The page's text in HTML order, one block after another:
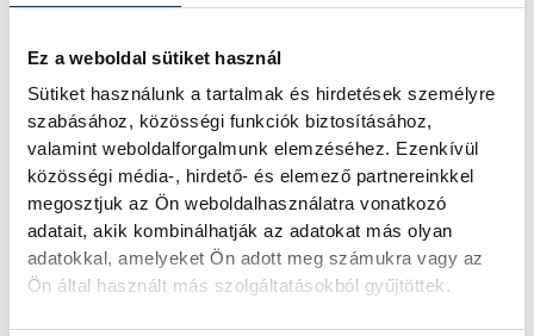
Ez a weboldal sütiket használ
Sütiket használunk a tartalmak és hirdetések személyre
szabásához, közösségi funkciók biztosításához,
valamint weboldalforgalmunk elemzéséhez. Ezenkívül
közösségi média-, hirdető- és elemező partnereinkkel
megosztjuk az Ön weboldalhasználatra vonatkozó
adatait, akik kombinálhatják az adatokat más olyan
adatokkal, amelyeket Ön adott meg számukra vagy az
Ön által használt más szolgáltatásokból gyűjtöttek.
programokat.